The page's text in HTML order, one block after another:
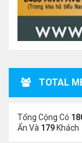
TOTAL
Tổng Cộng Có
Ẩn Và 179 Khách